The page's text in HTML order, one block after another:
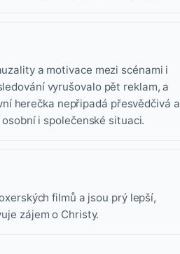
a motivace mezi scénami i
vyrušovalo pět reklam, a
herečka nepřipadá přesvědčivá a
i společenské situaci.
filmů a jsou prý lepší,
zájem o Christy.